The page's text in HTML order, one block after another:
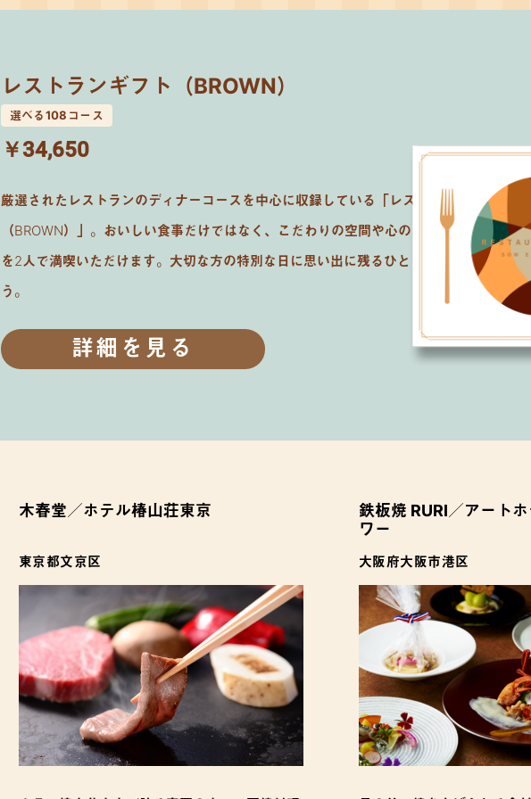
レストランギフト（BROWN）
選べる108コース
￥34,650
厳選されたレストランのディナーコースを中心に収録している「レストランギフト
（BROWN）」。おいしい食事だけではなく、こだわりの空間や心のこもったおもてなし
を2人で満喫いただけます。大切な方の特別な日に思い出に残るひとときを贈りましょ
う。
詳細を見る
木春堂／ホテル椿山荘東京
東京都文京区
鉄板焼 RURI／アート
ワー
大阪府大阪市港区